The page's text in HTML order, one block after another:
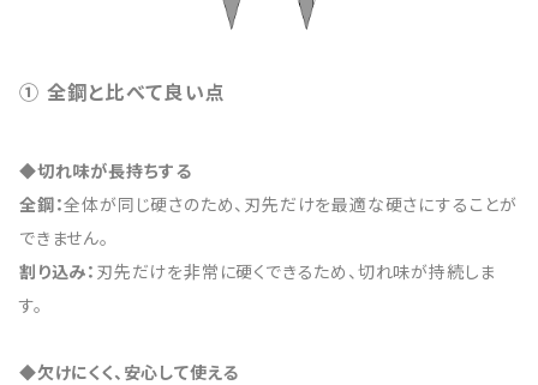
① 全鋼と比べて良い点
◆切れ味が長持ちする
全鋼：全体が同じ硬さのため、刃先だけを最適な硬さにすることが
できません。
割り込み： 刃先だけを非常に硬くできるため、切れ味が持続しま
す。
◆欠けにくく、安心して使える